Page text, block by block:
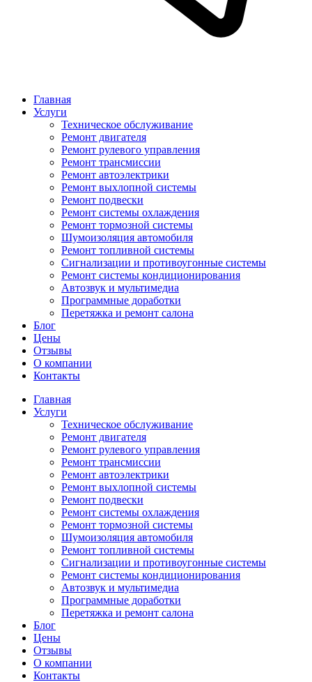
Главная
Услуги
Техническое обслуживание
Ремонт двигателя
Ремонт рулевого управления
Ремонт трансмиссии
Ремонт автоэлектрики
Ремонт выхлопной системы
Ремонт подвески
Ремонт системы охлаждения
Ремонт тормозной системы
Шумоизоляция автомобиля
Ремонт топливной системы
Сигнализации и противоугонные системы
Ремонт системы кондиционирования
Автозвук и мультимедиа
Программные доработки
Перетяжка и ремонт салона
Блог
Цены
Отзывы
О компании
Контакты
Главная
Услуги
Техническое обслуживание
Ремонт двигателя
Ремонт рулевого управления
Ремонт трансмиссии
Ремонт автоэлектрики
Ремонт выхлопной системы
Ремонт подвески
Ремонт системы охлаждения
Ремонт тормозной системы
Шумоизоляция автомобиля
Ремонт топливной системы
Сигнализации и противоугонные системы
Ремонт системы кондиционирования
Автозвук и мультимедиа
Программные доработки
Перетяжка и ремонт салона
Блог
Цены
Отзывы
О компании
Контакты